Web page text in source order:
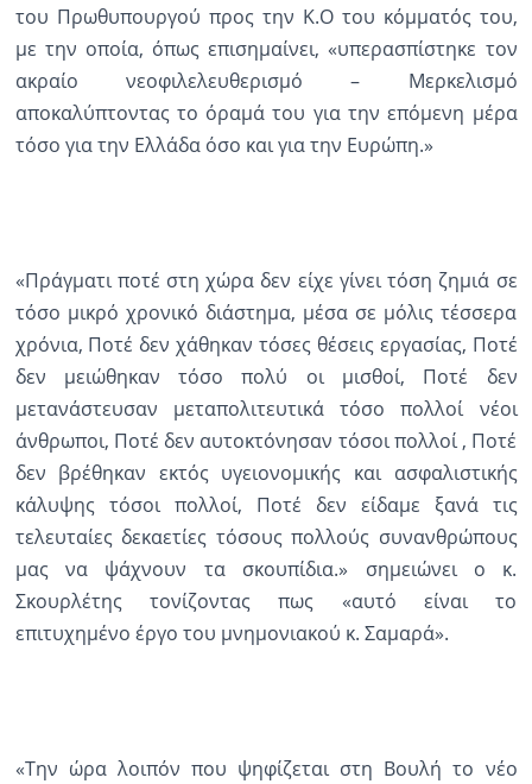
Οικονομία
Αθλητικά
Κόσμος
Εκπομπές
Πολιτισμός
του Πρωθυπουργού προς την Κ.Ο του κόμματός του,
με την οποία, όπως επισημαίνει, «υπερασπίστηκε τον
ακραίο νεοφιλελευθερισμό – Μερκελισμό
αποκαλύπτοντας το όραμά του για την επόμενη μέρα
τόσο για την Ελλάδα όσο και για την Ευρώπη.»
«Πράγματι ποτέ στη χώρα δεν είχε γίνει τόση ζημιά σε
τόσο μικρό χρονικό διάστημα, μέσα σε μόλις τέσσερα
χρόνια, Ποτέ δεν χάθηκαν τόσες θέσεις εργασίας, Ποτέ
δεν μειώθηκαν τόσο πολύ οι μισθοί, Ποτέ δεν
μετανάστευσαν μεταπολιτευτικά τόσο πολλοί νέοι
άνθρωποι, Ποτέ δεν αυτοκτόνησαν τόσοι πολλοί , Ποτέ
δεν βρέθηκαν εκτός υγειονομικής και ασφαλιστικής
κάλυψης τόσοι πολλοί, Ποτέ δεν είδαμε ξανά τις
τελευταίες δεκαετίες τόσους πολλούς συνανθρώπους
μας να ψάχνουν τα σκουπίδια.» σημειώνει ο κ.
Σκουρλέτης τονίζοντας πως «αυτό είναι το
επιτυχημένο έργο του μνημονιακού κ. Σαμαρά».
«Την ώρα λοιπόν που ψηφίζεται στη Βουλή το νέο